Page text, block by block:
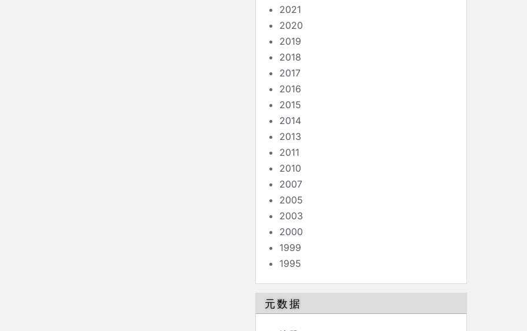
2021
2020
2019
2018
2017
2016
2015
2014
2013
2011
2010
2007
2005
2003
2000
1999
1995
元数据